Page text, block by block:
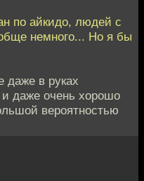
по айкидо, людей с
немного... Но я бы
даже в руках
и даже очень хорошо
вероятностью